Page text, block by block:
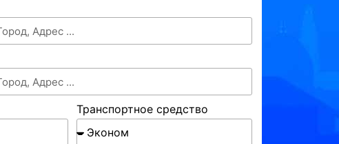
Транспортное средство